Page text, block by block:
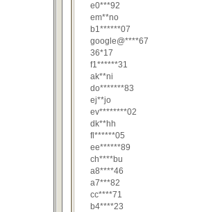
e0***92
em**no
b1******07
google@****67
36*17
f1******31
ak**ni
do*******83
ej**jo
ev********02
dk**hh
fl******05
ee******89
ch****bu
a8****46
a7***82
cc****71
b4****23